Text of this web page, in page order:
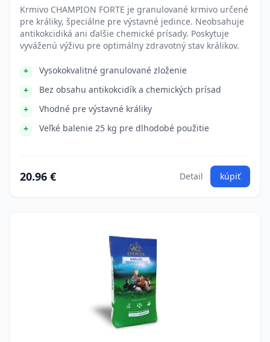
Krmivo CHAMPION FORTE je granulované krmivo určené
pre králiky, špeciálne pre výstavné jedince. Neobsahuje
antikokcidiká ani ďalšie chemické prísady. Poskytuje
vyváženú výživu pre optimálny zdravotný stav králikov.
Vysokokvalitné granulované zloženie
Bez obsahu antikokcidík a chemických prísad
Vhodné pre výstavné králiky
Veľké balenie 25 kg pre dlhodobé použitie
20.96 € Detail kúpiť